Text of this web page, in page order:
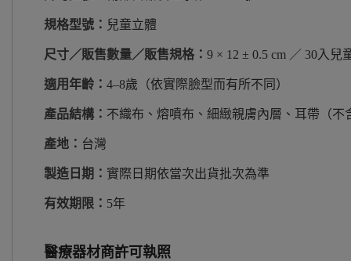
規格型號： 兒童立體
尺寸／販售數量／販售規格： 9 × 12 ± 0.5 cm ／ 30入
適用年齡： 4–8歲（依實際臉型而有所不同）
產品結構： 不織布、熔噴布、細緻親膚內層、耳帶（不
產地： 台灣
製造日期： 實際日期依當次出貨批次為準
有效期限： 5年
醫療器材商許可執照